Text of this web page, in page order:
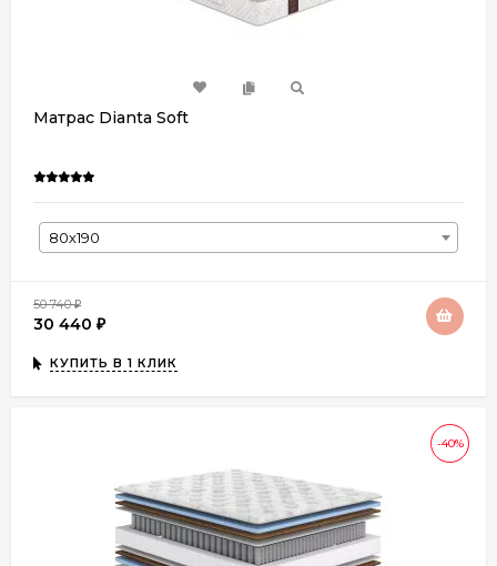
Матрас Dianta Soft
80х190
50 740₽
30 440 ₽
КУПИТЬ В 1 КЛИК
-40%